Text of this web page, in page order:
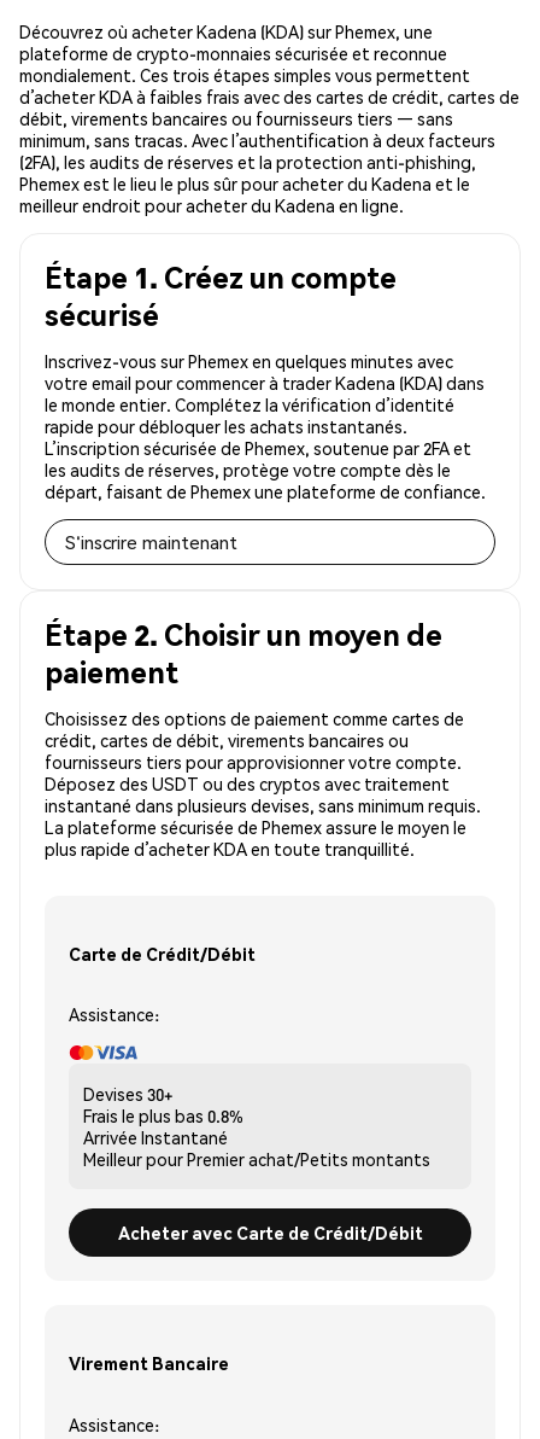
Découvrez où acheter Kadena (KDA) sur Phemex, une
plateforme de crypto-monnaies sécurisée et reconnue
mondialement. Ces trois étapes simples vous permettent
d’acheter KDA à faibles frais avec des cartes de crédit, cartes de
débit, virements bancaires ou fournisseurs tiers — sans
minimum, sans tracas. Avec l’authentification à deux facteurs
(2FA), les audits de réserves et la protection anti-phishing,
Phemex est le lieu le plus sûr pour acheter du Kadena et le
meilleur endroit pour acheter du Kadena en ligne.
Étape 1. Créez un compte
sécurisé
Inscrivez-vous sur Phemex en quelques minutes avec
votre email pour commencer à trader Kadena (KDA) dans
le monde entier. Complétez la vérification d’identité
rapide pour débloquer les achats instantanés.
L’inscription sécurisée de Phemex, soutenue par 2FA et
les audits de réserves, protège votre compte dès le
départ, faisant de Phemex une plateforme de confiance.
S'inscrire maintenant
Étape 2. Choisir un moyen de
paiement
Choisissez des options de paiement comme cartes de
crédit, cartes de débit, virements bancaires ou
fournisseurs tiers pour approvisionner votre compte.
Déposez des USDT ou des cryptos avec traitement
instantané dans plusieurs devises, sans minimum requis.
La plateforme sécurisée de Phemex assure le moyen le
plus rapide d’acheter KDA en toute tranquillité.
Carte de Crédit/Débit
Assistance:
Devises 30+
Frais le plus bas 0.8%
Arrivée Instantané
Meilleur pourPremier achat/Petits montants
Acheter avec Carte de Crédit/Débit
Virement Bancaire
Assistance: